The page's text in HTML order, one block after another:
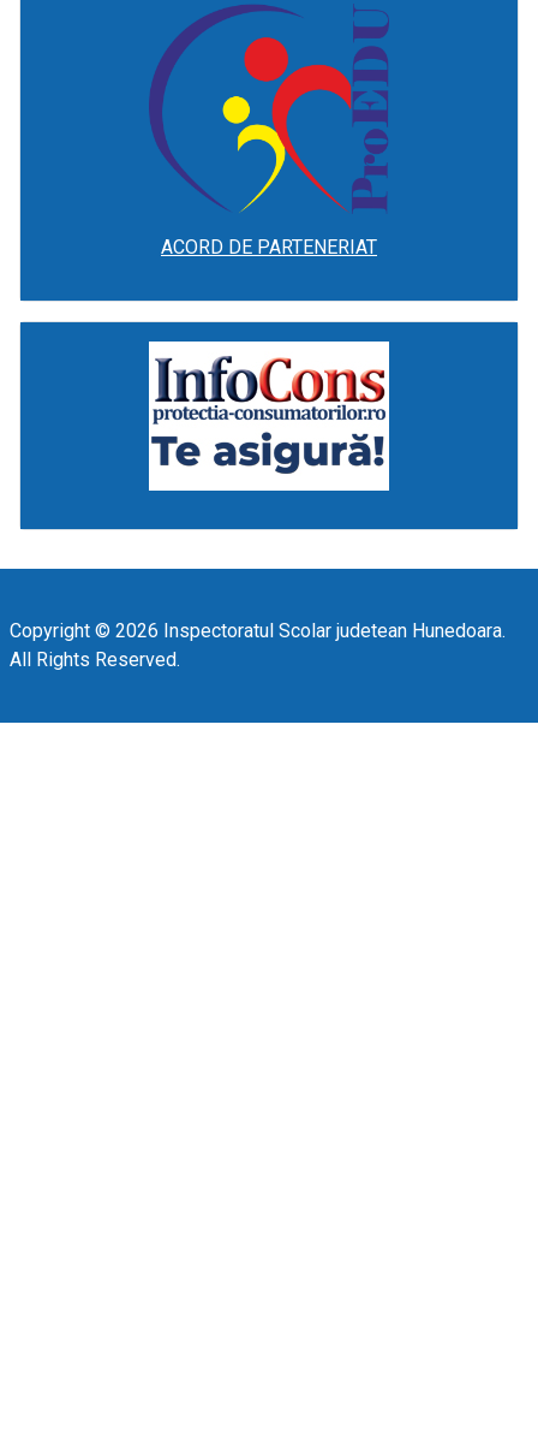
ACORD DE PARTENERIAT
Copyright © 2026 Inspectoratul Scolar judetean Hunedoara.
All Rights Reserved.